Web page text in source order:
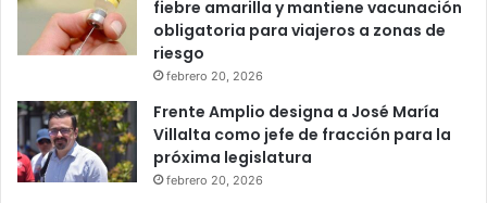
fiebre amarilla y mantiene vacunación
obligatoria para viajeros a zonas de
riesgo
febrero 20, 2026
Frente Amplio designa a José María
Villalta como jefe de fracción para la
próxima legislatura
febrero 20, 2026